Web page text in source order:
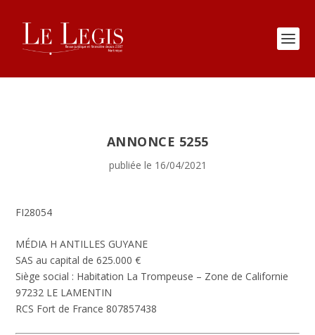
ANNONCE 5255
publiée le 16/04/2021
FI28054
MÉDIA H ANTILLES GUYANE
SAS au capital de 625.000 €
Siège social : Habitation La Trompeuse – Zone de Californie
97232 LE LAMENTIN
RCS Fort de France 807857438